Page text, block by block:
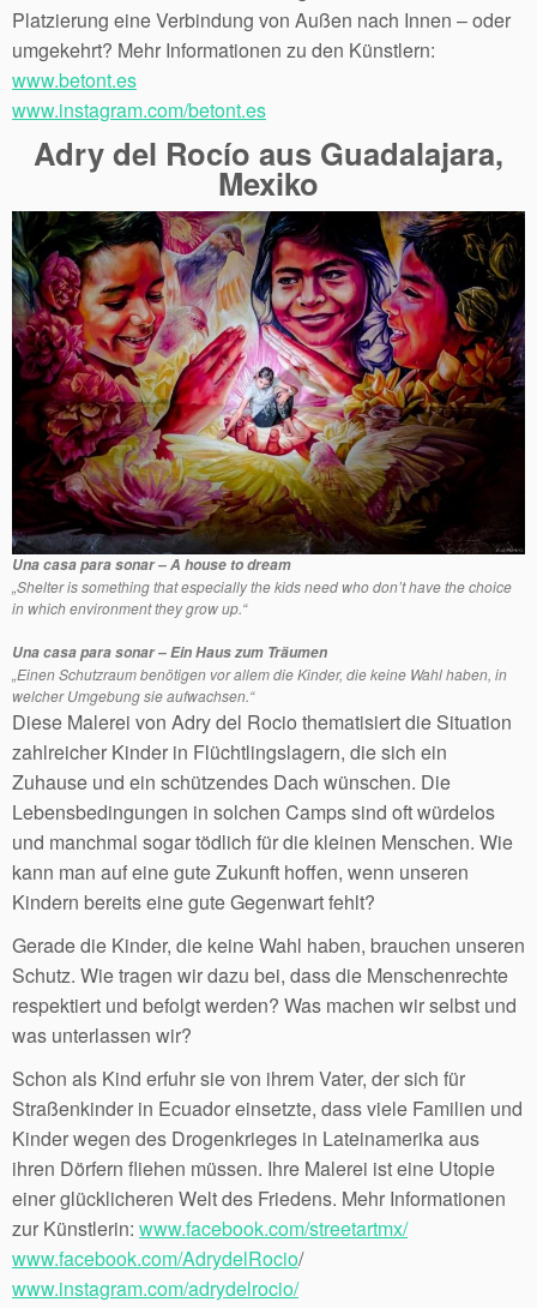
Platzierung eine Verbindung von Außen nach Innen – oder
umgekehrt? Mehr Informationen zu den Künstlern:
www.betont.es
www.instagram.com/betont.es
Adry del Rocío aus Guadalajara,
Mexiko
Una casa para sonar– A house to dream
„Shelter is something that especially the kids need who don’t have the choice
in which environment they grow up.“
Una casa para sonar–Ein Haus zum Träumen
„Einen Schutzraum benötigen vor allem die Kinder, die keine Wahl haben, in
welcher Umgebung sie aufwachsen.“
Diese Malerei von Adry del Rocio thematisiert die Situation
zahlreicher Kinder in Flüchtlingslagern, die sich ein
Zuhause und ein schützendes Dach wünschen. Die
Lebensbedingungen in solchen Camps sind oft würdelos
und manchmal sogar tödlich für die kleinen Menschen. Wie
kann man auf eine gute Zukunft hoffen, wenn unseren
Kindern bereits eine gute Gegenwart fehlt?
Gerade die Kinder, die keine Wahl haben, brauchen unseren
Schutz. Wie tragen wir dazu bei, dass die Menschenrechte
respektiert und befolgt werden? Was machen wir selbst und
was unterlassen wir?
Schon als Kind erfuhr sie von ihrem Vater, der sich für
Straßenkinder in Ecuador einsetzte, dass viele Familien und
Kinder wegen des Drogenkrieges in Lateinamerika aus
ihren Dörfern fliehen müssen. Ihre Malerei ist eine Utopie
einer glücklicheren Welt des Friedens. Mehr Informationen
zur Künstlerin: www.facebook.com/streetartmx/
www.facebook.com/AdrydelRocio/
www.instagram.com/adrydelrocio/